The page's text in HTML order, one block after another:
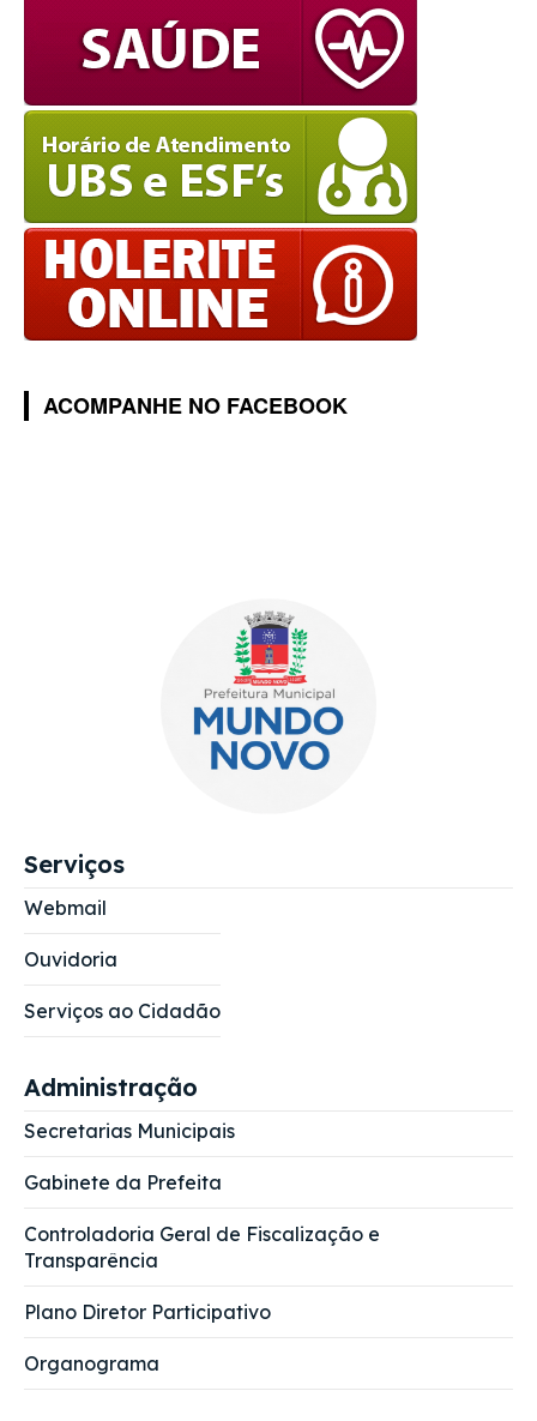
ACOMPANHE NO FACEBOOK
Serviços
Webmail
Ouvidoria
Serviços ao Cidadão
Administração
Secretarias Municipais
Gabinete da Prefeita
Controladoria Geral de Fiscalização e
Transparência
Plano Diretor Participativo
Organograma